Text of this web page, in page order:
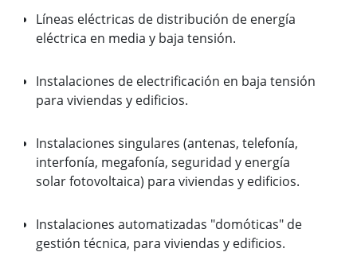
Líneas eléctricas de distribución de energía
eléctrica en media y baja tensión.
Instalaciones de electrificación en baja tensión
para viviendas y edificios.
Instalaciones singulares (antenas, telefonía,
interfonía, megafonía, seguridad y energía
solar fotovoltaica) para viviendas y edificios.
Instalaciones automatizadas "domóticas" de
gestión técnica, para viviendas y edificios.